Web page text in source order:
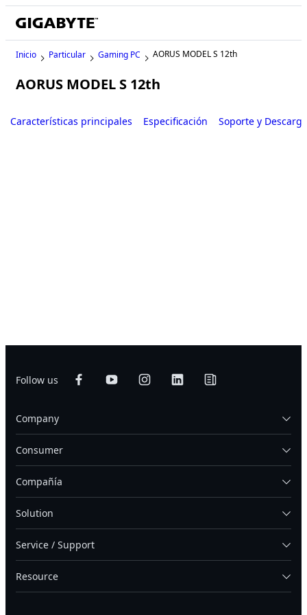
Inicio Particular Gaming PC AORUS MODEL S 12th
AORUS MODEL S 12th
Características principales Especificación Soporte y
Follow us
Company
Consumer
Compañía
Solution
Service / Support
Resource